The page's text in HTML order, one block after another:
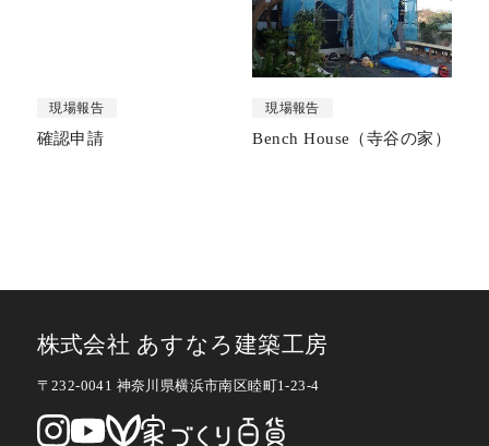
現場報告
確認申請
現場報告
Bench House（寺谷の家）
株式会社 あすなろ建築工房
〒232-0041 神奈川県横浜市南区睦町1-23-4